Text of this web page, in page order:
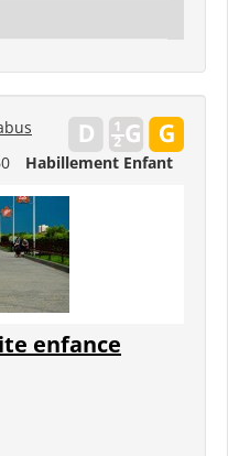
Habillement Enfant
enfance